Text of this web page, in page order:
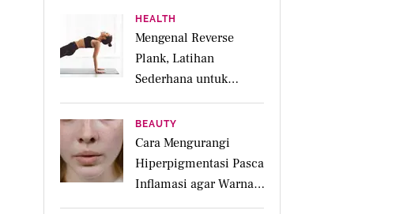
HEALTH
Mengenal Reverse
Plank, Latihan
Sederhana untuk
Menguatkan Otot
Posterior dan Core
BEAUTY
Cara Mengurangi
Hiperpigmentasi Pasca
Inflamasi agar Warna
Kulit Lebih Merata